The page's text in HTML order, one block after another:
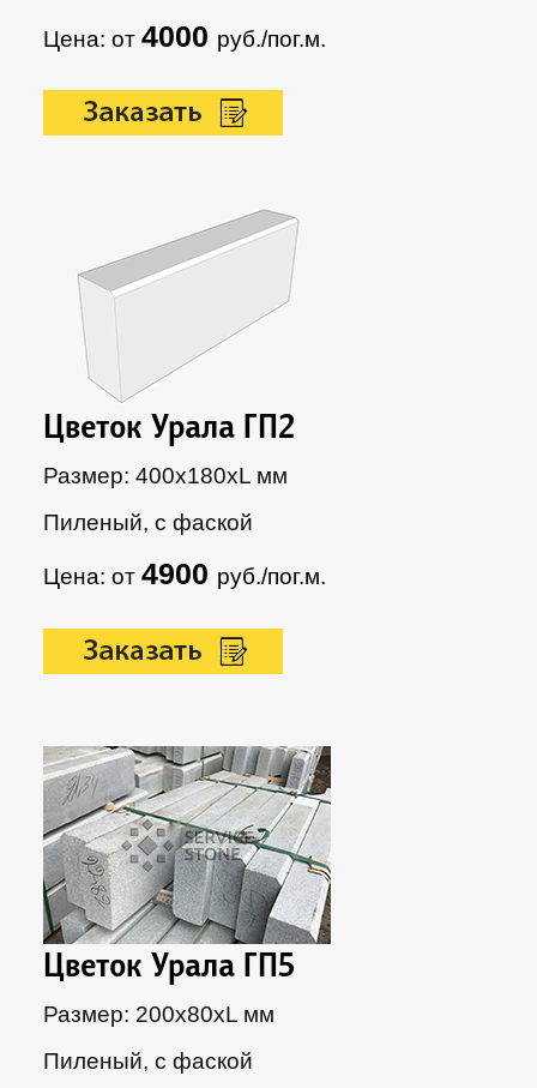
Цена: от4000 руб./пог.м.
Цветок Урала ГП2
Размер: 400х180xL мм
Пиленый, с фаской
Цена: от4900 руб./пог.м.
Цветок Урала ГП5
Размер: 200х80xL мм
Пиленый, с фаской